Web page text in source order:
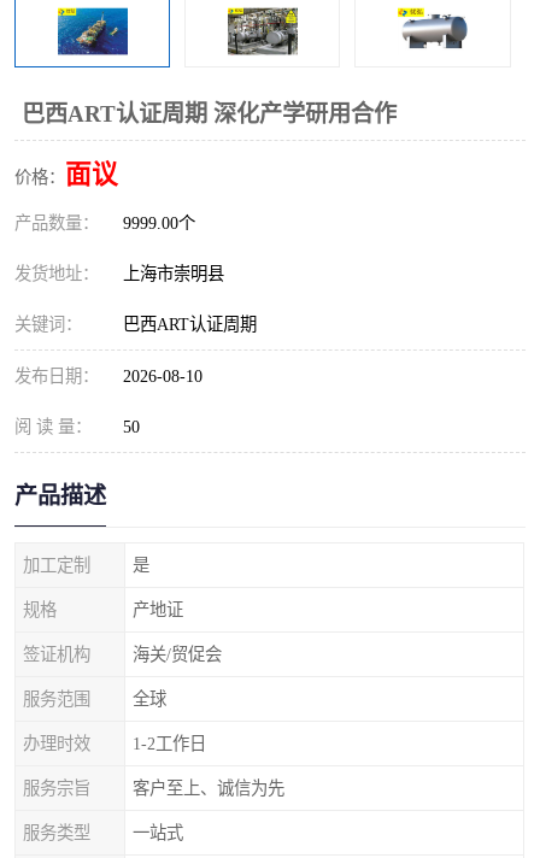
巴西ART认证周期 深化产学研用合作
价格： 面议
产品数量： 9999.00个
发货地址： 上海市崇明县
关键词： 巴西ART认证周期
发布日期： 2026-08-10
阅 读 量： 50
产品描述
加工定制 是
规格 产地证
签证机构 海关/贸促会
服务范围 全球
办理时效 1-2工作日
服务宗旨 客户至上、诚信为先
服务类型 一站式